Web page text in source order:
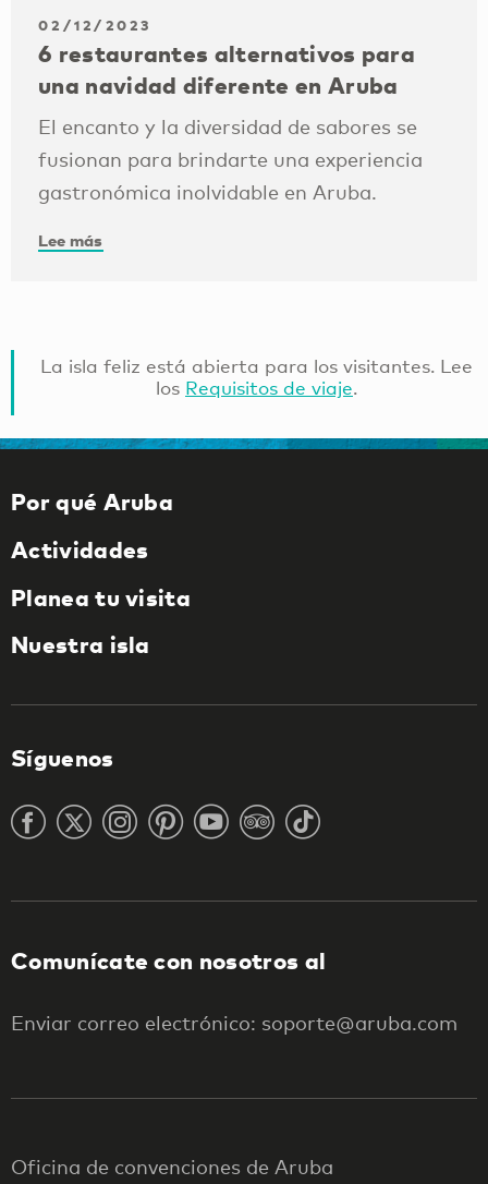
02/12/2023
6 restaurantes alternativos para
una navidad diferente en Aruba
El encanto y la diversidad de sabores se
fusionan para brindarte una experiencia
gastronómica inolvidable en Aruba.
Lee más
La isla feliz está abierta para los visitantes. Lee
los Requisitos de viaje.
Por qué Aruba
Actividades
Planea tu visita
Nuestra isla
Síguenos
Comunícate con nosotros al
Enviar correo electrónico: soporte@aruba.com
Oficina de convenciones de Aruba